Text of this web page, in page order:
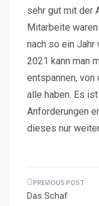
sehr gut mit der
Mitarbeite
nach so ein Jahr
2021 kann man
entspannen,
alle haben. Es
Anforderungen
dieses nur
Das Schaf